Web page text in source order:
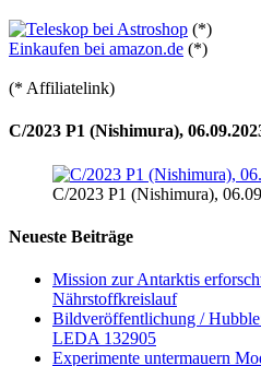
(*)
Einkaufen bei amazon.de (*)
(* Affiliatelink)
C/2023 P1 (Nishimura),
C/2023 P1 (Nishimura),
Neueste Beiträge
Mission zur Antarktis
Nährstoffkreislauf
Bildveröffentlichung /
LEDA 132905
Experimente untermauern